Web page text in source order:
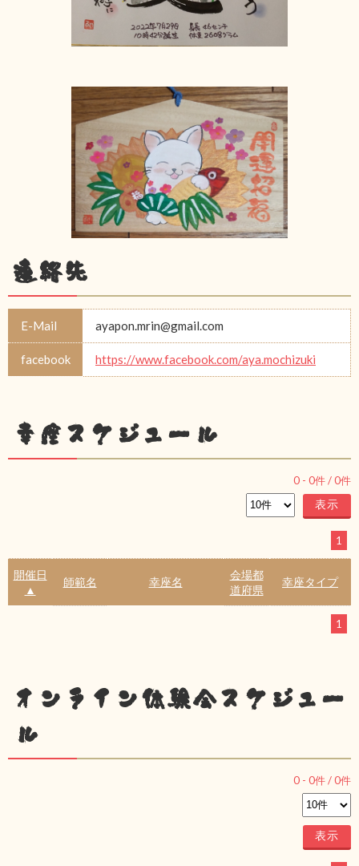
連絡先
E-Mail ayapon.mrin@gmail.com
facebook https://www.facebook.com/aya.mochizuki
幸座スケジュール
0 - 0件 /0件
1
開催日
▲
師範名 幸座名
会場都
道府県
幸座タイプ
1
オンライン体験会スケジュー
ル
0 - 0件 /0件